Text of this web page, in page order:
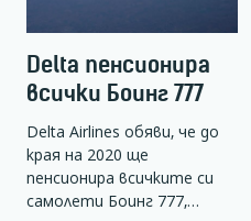
Delta пенсионира
всички Боинг 777
Delta Airlines обяви, че до
края на 2020 ще
пенсионира всичките си
самолети Боинг 777,…